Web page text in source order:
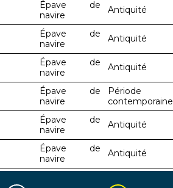
Épave de
navire
Antiquité
Épave de
navire
Antiquité
Épave de
navire
Antiquité
Épave de
navire
Période
contemporaine
Épave de
navire
Antiquité
Épave de
navire
Antiquité
Antiquité